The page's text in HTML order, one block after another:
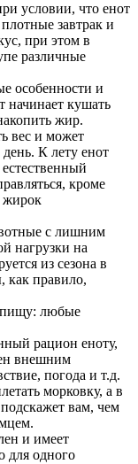
условии, что енот
завтрак и
при этом в
различные
особенности и
начинает кушать
жир.
вес и может
К лету енот
кроме
жирок
с лишним
нагрузки на
из сезона в
как правило,
пищу: любые
рацион еноту,
внешним
погода и т.д.
морковку, а в
подскажет вам, чем
и имеет
для одного